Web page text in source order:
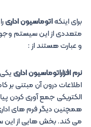
برای اینکهاتوماسیون اداری
متعددی از این سیستم
و عبارت هستند از :
نرم افزاراتوماسیون اداری
اطلاعات درون آن مبتنی
الکتریکی جمع آوری کردن
همچنین دیگر فرم های
می کند. بخش هایی از این